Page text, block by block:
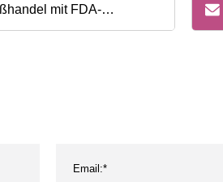
mit FDA-